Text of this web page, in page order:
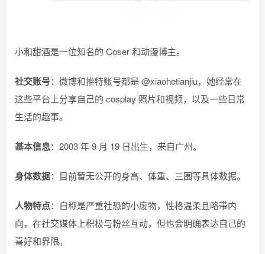
小和甜酒是一位知名的 Coser 和动漫博主。
社交账号：微博和推特账号都是 @xiaohetianjiu，她经常在
这些平台上分享自己的 cosplay 照片和视频，以及一些日常
生活的趣事。
基本信息：2003 年 9 月 19 日出生，来自广州。
身体数据：目前暂无公开的身高、体重、三围等具体数据。
人物特点：自称是严重社恐的小废物，性格温柔且略带内
向，在社交媒体上积极与粉丝互动，但也会明确表达自己的
喜好和界限。